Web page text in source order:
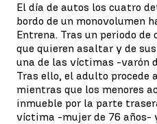
El día de autos los cuatro
bordo de un monovolumen
Entrena. Tras un periodo
que quieren asaltar y de
una de las víctimas -varón
Tras ello, el adulto procede
mientras que los menores
inmueble por la parte
víctima -mujer de 76 años-